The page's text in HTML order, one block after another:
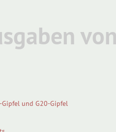
Gipfel und G20-Gipfel